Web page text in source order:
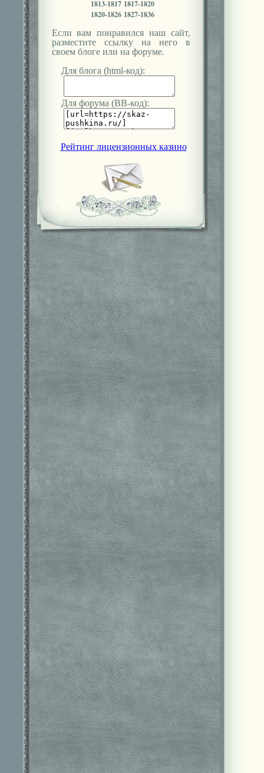
1813-1817 1817-1820
1820-1826 1827-1836
Если вам понравился наш сайт,
разместите ссылку на него в
своем блоге или на форуме.
Для блога (html-код):
Для форума (ВВ-код):
Рейтинг лицензионных казино